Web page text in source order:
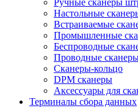
Ручные сканеры
Настольные
Встраиваемые
Промышленные
Беспроводные
Проводные
Сканеры-кольцо
DPM сканеры
Аксессуары для
Терминалы сбора данных